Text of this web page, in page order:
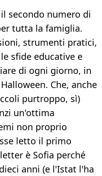
secondo numero di
tutta la famiglia.
strumenti pratici,
sfide educative e
di ogni giorno, in
Che, anche
purtroppo, sì)
un'ottima
non proprio
letto il primo
è Sofia perché
anni (e l'Istat l'ha